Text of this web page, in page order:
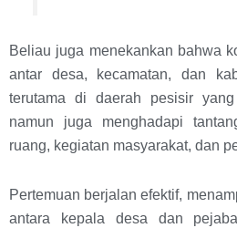
Beliau juga menekankan bahwa
antar desa, kecamatan, dan
terutama di daerah pesisir
namun juga menghadapi
ruang, kegiatan masyarakat, dan
Pertemuan berjalan efektif,
antara kepala desa dan